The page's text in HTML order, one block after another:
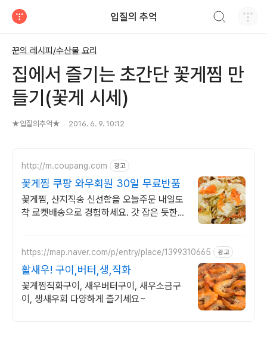
입질의 추억
꾼의 레시피/수산물 요리
집에서 즐기는 초간단 꽃게찜 만
들기(꽃게 시세)
★입질의추억★ 2016. 6. 9. 10:12
http://m.coupang.com 광고
꽃게찜 쿠팡 와우회원 30일 무료반품
꽃게찜, 산지직송 신선함을 오늘주문 내일도
착 로켓배송으로 경험하세요. 갓 잡은 듯한
https://map.naver.com/p/entry/place/1399310665 광고
활새우! 구이,버터,생,직화
꽃게찜직화구이, 새우버터구이, 새우소금구
이, 생새우회 다양하게 즐기세요~